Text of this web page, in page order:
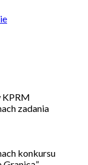
KPRM
zadania
konkursu